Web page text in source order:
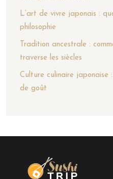
L’art de vivre japonais :
philosophie
Tradition ancestrale :
traverse les siècles
Culture culinaire japonaise
de goût